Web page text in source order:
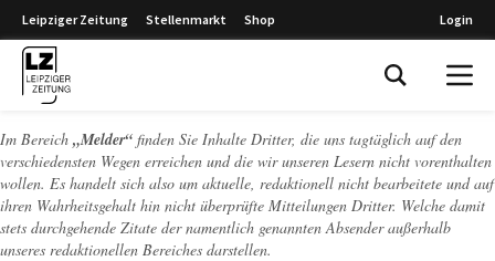
Leipziger Zeitung Stellenmarkt Shop Login
Im Bereich „Melder“ finden Sie Inhalte Dritter, die uns tagtäglich auf den
verschiedensten Wegen erreichen und die wir unseren Lesern nicht vorenthalten
wollen. Es handelt sich also um aktuelle, redaktionell nicht bearbeitete und auf
ihren Wahrheitsgehalt hin nicht überprüfte Mitteilungen Dritter. Welche damit
stets durchgehende Zitate der namentlich genannten Absender außerhalb
unseres redaktionellen Bereiches darstellen.